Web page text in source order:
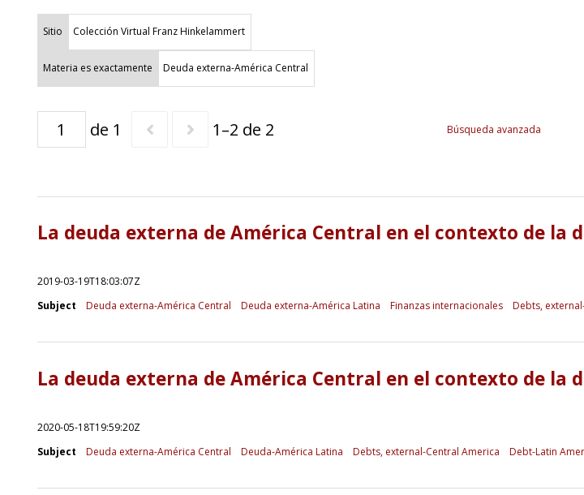
Sitio Colección Virtual Franz Hinkelammert
Materia es exactamente Deuda externa-América Central
de 1 1–2 de 2 Búsqueda avanzada
La deuda externa de América Central en el contexto de la
2019-03-19T18:03:07Z
Subject
Deuda externa-América Central Deuda externa-América Latina Finanzas internacionales Debts,
La deuda externa de América Central en el contexto de la
2020-05-18T19:59:20Z
Subject
Deuda externa-América Central Deuda-América Latina Debts, external-Central America Debt-Latin